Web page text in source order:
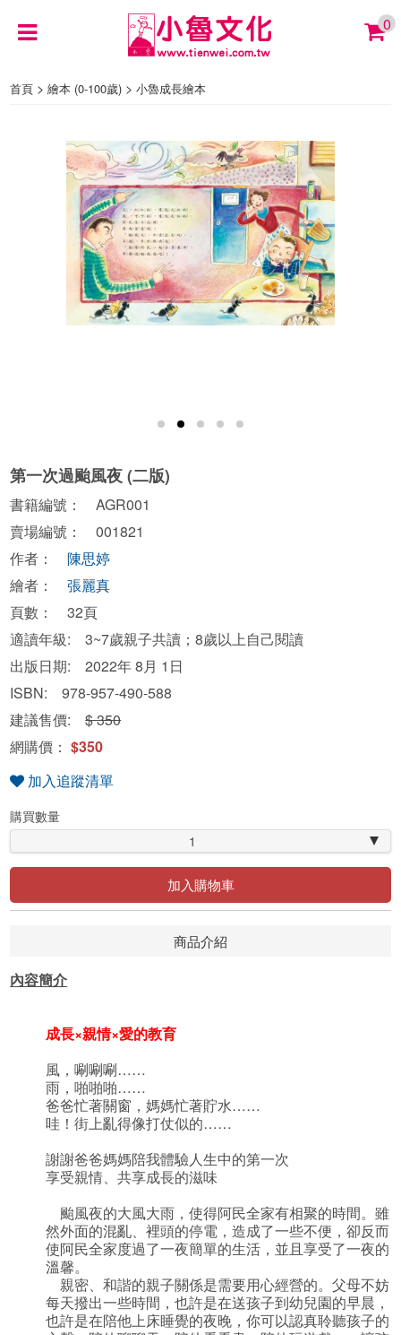
0
首頁 >繪本 (0-100歲) >小魯成長繪本
第一次過颱風夜 (二版)
書籍編號： AGR001
賣場編號： 001821
作者：陳思婷
繪者：張麗真
頁數： 32頁
適讀年級: 3~7歲親子共讀；8歲以上自己閱讀
出版日期: 2022年 8月 1日
ISBN: 978-957-490-588
建議售價:$ 350
網購價：$350
加入追蹤清單
購買數量
1
加入購物車
商品介紹
內容簡介
成長×親情×愛的教育
風，唰唰唰……
雨，啪啪啪……
爸爸忙著關窗，媽媽忙著貯水……
哇！街上亂得像打仗似的……
謝謝爸爸媽媽陪我體驗人生中的第一次
享受親情、共享成長的滋味
颱風夜的大風大雨，使得阿民全家有相聚的時間。雖
然外面的混亂、裡頭的停電，造成了一些不便，卻反而
使阿民全家度過了一夜簡單的生活，並且享受了一夜的
溫馨。
親密、和諧的親子關係是需要用心經營的。父母不妨
每天撥出一些時間，也許是在送孩子到幼兒園的早晨，
也許是在陪他上床睡覺的夜晚，你可以認真聆聽孩子的